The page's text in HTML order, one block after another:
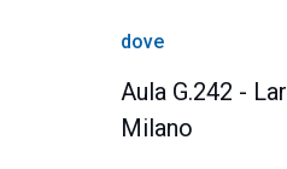
dove
Aula G.242 -
Milano